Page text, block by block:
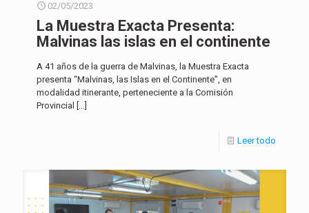
02/05/2023
La Muestra Exacta Presenta:
Malvinas las islas en el continente
A 41 años de la guerra de Malvinas, la Muestra Exacta
presenta “Malvinas, las Islas en el Continente”, en
modalidad itinerante, perteneciente a la Comisión
Provincial
[…]
Leer todo